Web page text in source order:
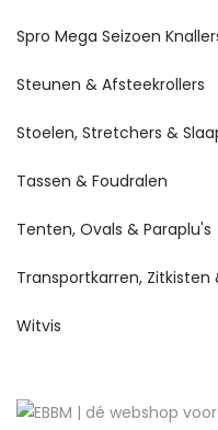
Spro Mega Seizoen
Steunen & Afsteekrollers
Stoelen, Stretchers &
Tassen & Foudralen
Tenten, Ovals & Paraplu's
Transportkarren, Zitkisten
Witvis